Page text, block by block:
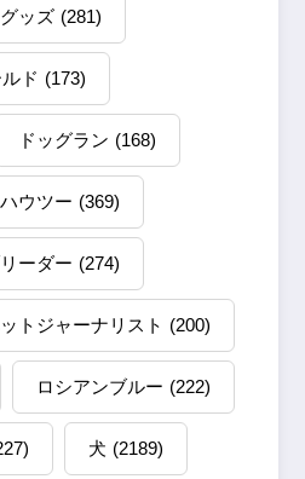
グッズ (281)
ド (173)
ドッグラン (168)
ハウツー (369)
ーダー (274)
トジャーナリスト (200)
ロシアンブルー (222)
犬 (2189)